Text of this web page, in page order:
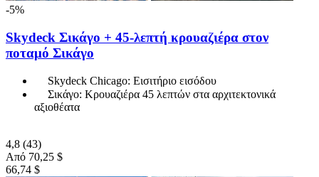
-5%
Skydeck Σικάγο + 45-λεπτή κρουαζιέρα στον
ποταμό Σικάγο
Skydeck Chicago: Εισιτήριο εισόδου
Σικάγο: Κρουαζιέρα 45 λεπτών στα αρχιτεκτονικά
αξιοθέατα
4,8 (43)
Από 70,25 $
66,74 $